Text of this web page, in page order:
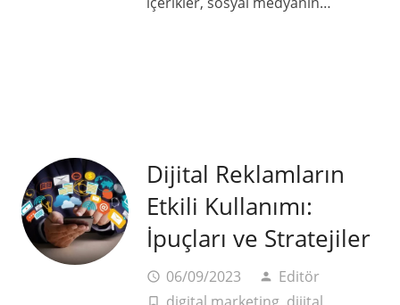
Dijital Reklamların
Etkili Kullanımı:
İpuçları ve Stratejiler
access_time 06/09/2023 person Editör
turned_in_not